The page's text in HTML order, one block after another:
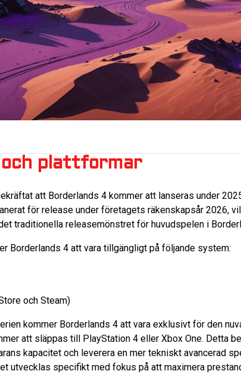
och plattformar
att Borderlands 4 kommer att lanseras under
för release under företagets räkenskapsår 2026,
traditionella releasemönstret för huvudspelen i
Borderlands 4 att vara tillgängligt på följande system:
och Steam)
kommer Borderlands 4 att vara exklusivt för den
att släppas till PlayStation 4 eller Xbox One. Detta
kapacitet och leverera en mer tekniskt avancerad
utvecklas specifikt med fokus på att maximera